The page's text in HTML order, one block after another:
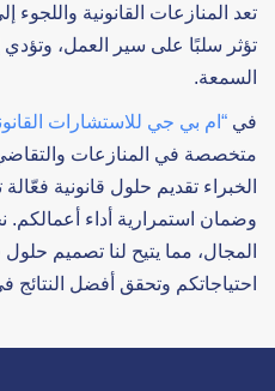
تعد المنازعات القانونية
تؤثر سلبًا على سير العمل، وتؤدي
السمعة.
في “ام بي جي للاستشارات
متخصصة في المنازعات
الخبراء تقديم حلول قانونية
وضمان استمرارية أداء أعمالكم.
المجال، مما يتيح لنا تصميم
احتياجاتكم وتحقق أفضل